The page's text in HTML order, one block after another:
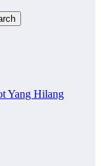
Yang Hilang